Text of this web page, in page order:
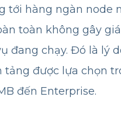
tới hàng ngàn node
toàn không gây
đang chạy. Đó là lý
tảng được lựa chọn
đến Enterprise.